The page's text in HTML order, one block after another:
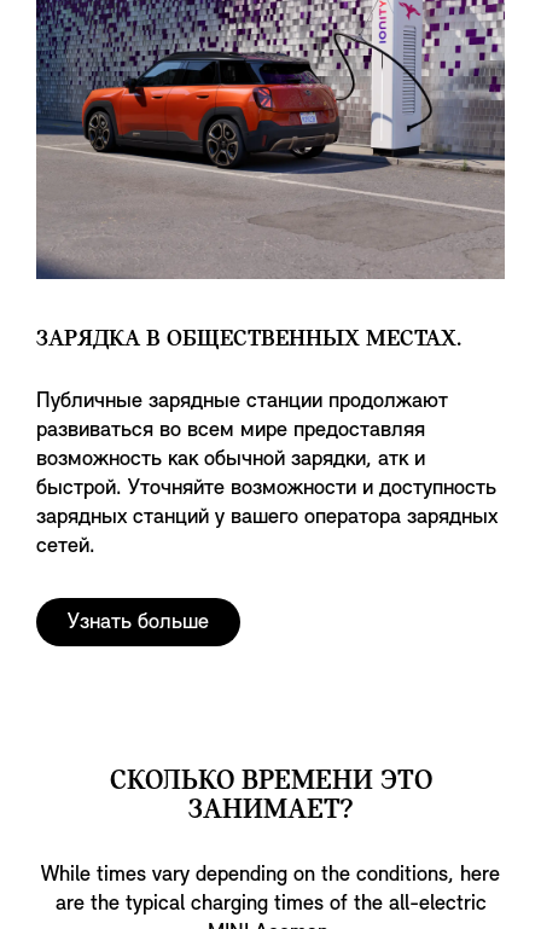
ЗАРЯДКА В ОБЩЕСТВЕННЫХ МЕСТАХ.
Публичные зарядные станции продолжают
развиваться во всем мире предоставляя
возможность как обычной зарядки, атк и
быстрой. Уточняйте возможности и доступность
зарядных станций у вашего оператора зарядных
сетей.
Узнать больше
СКОЛЬКО ВРЕМЕНИ ЭТО
ЗАНИМАЕТ?
While times vary depending on the conditions, here
are the typical charging times of the all-electric